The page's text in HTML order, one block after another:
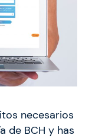
necesarios
de BCH y has